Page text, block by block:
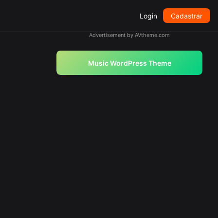
Login Cadastrar
Advertisement by AVtheme.com
Music WordPress Theme